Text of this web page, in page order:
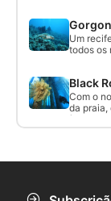
e voltar
no "azul"
Um
todos os
enorme
repolho
Black
Com o
da praia,
à
os níveis
demore